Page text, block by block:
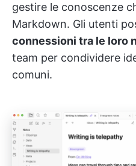
gestire le conoscenze
Markdown. Gli utenti
connessioni tra le loro
team per condividere
comuni.